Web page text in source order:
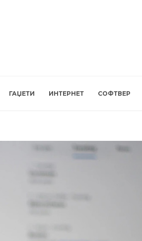
ГАЏЕТИ ИНТЕРНЕТ СОФТВЕР